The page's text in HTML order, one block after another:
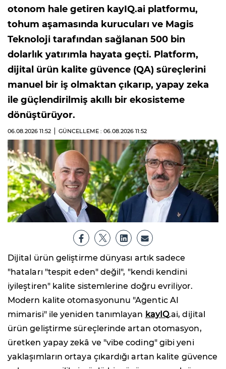
otonom hale getiren kayIQ.ai platformu,
tohum aşamasında kurucuları ve Magis
Teknoloji tarafından sağlanan 500 bin
dolarlık yatırımla hayata geçti. Platform,
dijital ürün kalite güvence (QA) süreçlerini
manuel bir iş olmaktan çıkarıp, yapay zeka
ile güçlendirilmiş akıllı bir ekosisteme
dönüştürüyor.
06.08.2026 11:52 GÜNCELLEME : 06.08.2026 11:52
Dijital ürün geliştirme dünyası artık sadece
"hataları "tespit eden" değil", "kendi kendini
iyileştiren" kalite sistemlerine doğru evriliyor.
Modern kalite otomasyonunu "Agentic AI
mimarisi" ile yeniden tanımlayan kayIQ.ai, dijital
ürün geliştirme süreçlerinde artan otomasyon,
üretken yapay zekâ ve "vibe coding" gibi yeni
yaklaşımların ortaya çıkardığı artan kalite güvence